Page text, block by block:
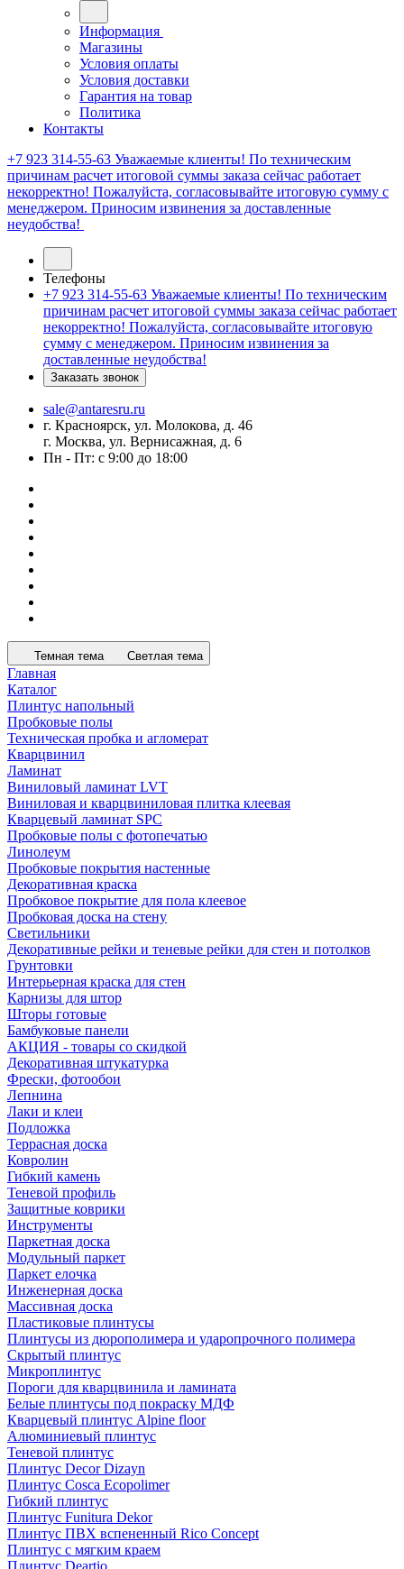
Информация
Магазины
Условия оплаты
Условия доставки
Гарантия на товар
Политика
Контакты
+7 923 314-55-63 Уважаемые клиенты! По техническим
причинам расчет итоговой суммы заказа сейчас работает
некорректно! Пожалуйста, согласовывайте итоговую сумму с
менеджером. Приносим извинения за доставленные
неудобства!
Телефоны
+7 923 314-55-63 Уважаемые клиенты! По техническим
причинам расчет итоговой суммы заказа сейчас работает
некорректно! Пожалуйста, согласовывайте итоговую
сумму с менеджером. Приносим извинения за
доставленные неудобства!
Заказать звонок
sale@antaresru.ru
г. Красноярск, ул. Молокова, д. 46
г. Москва, ул. Вернисажная, д. 6
Пн - Пт: с 9:00 до 18:00
Темная тема Светлая тема
Главная
Каталог
Плинтус напольный
Пробковые полы
Техническая пробка и агломерат
Кварцвинил
Ламинат
Виниловый ламинат LVT
Виниловая и кварцвиниловая плитка клеевая
Кварцевый ламинат SPC
Пробковые полы с фотопечатью
Линолеум
Пробковые покрытия настенные
Декоративная краска
Пробковое покрытие для пола клеевое
Пробковая доска на стену
Светильники
Декоративные рейки и теневые рейки для стен и потолков
Грунтовки
Интерьерная краска для стен
Карнизы для штор
Шторы готовые
Бамбуковые панели
АКЦИЯ - товары со скидкой
Декоративная штукатурка
Фрески, фотообои
Лепнина
Лаки и клеи
Подложка
Террасная доска
Ковролин
Гибкий камень
Теневой профиль
Защитные коврики
Инструменты
Паркетная доска
Модульный паркет
Паркет елочка
Инженерная доска
Массивная доска
Пластиковые плинтусы
Плинтусы из дюрополимера и ударопрочного полимера
Скрытый плинтус
Микроплинтус
Пороги для кварцвинила и ламината
Белые плинтусы под покраску МДФ
Кварцевый плинтус Alpine floor
Алюминиевый плинтус
Теневой плинтус
Плинтус Decor Dizayn
Плинтус Cosca Ecopolimer
Гибкий плинтус
Плинтус Funitura Dekor
Плинтус ПВХ вспененный Rico Concept
Плинтус с мягким краем
Плинтус Deartio